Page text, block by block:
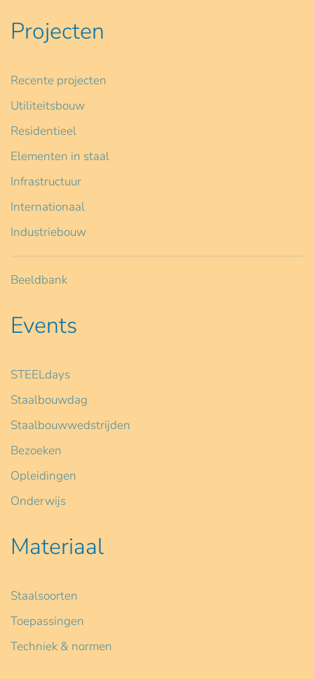
Projecten
Recente projecten
Utiliteitsbouw
Residentieel
Elementen in staal
Infrastructuur
Internationaal
Industriebouw
Beeldbank
Events
STEELdays
Staalbouwdag
Staalbouwwedstrijden
Bezoeken
Opleidingen
Onderwijs
Materiaal
Staalsoorten
Toepassingen
Techniek & normen